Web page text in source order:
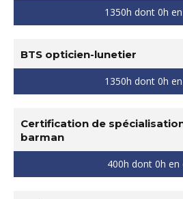
1350h dont 0h
BTS opticien-lunetier
1350h dont 0h
Certification de
barman
400h dont 0h en